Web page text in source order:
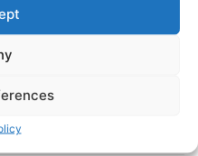
ΕΙΔΗΣΕΙΣ ΠΑΟΚ